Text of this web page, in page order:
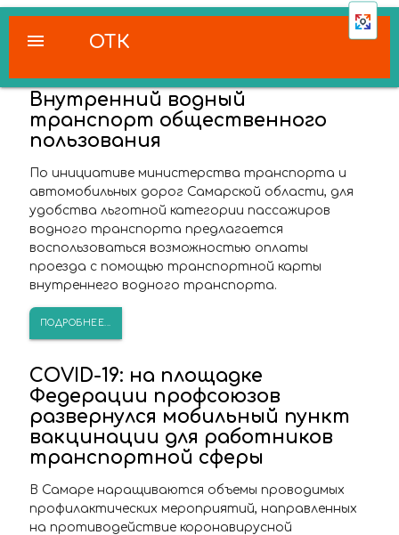
ОТК
menu
Внутренний водный
транспорт общественного
пользования
По инициативе министерства транспорта и
автомобильных дорог Самарской области, для
удобства льготной категории пассажиров
водного транспорта предлагается
воспользоваться возможностью оплаты
проезда с помощью транспортной карты
внутреннего водного транспорта.
ПОДРОБНЕЕ...
COVID-19: на площадке
Федерации профсоюзов
развернулся мобильный пункт
вакцинации для работников
транспортной сферы
В Самаре наращиваются объемы проводимых
профилактических мероприятий, направленных
на противодействие коронавирусной